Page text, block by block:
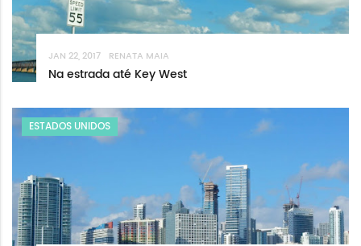
JAN 22, 2017 RENATA MAIA
Na estrada até Key West
ESTADOS UNIDOS